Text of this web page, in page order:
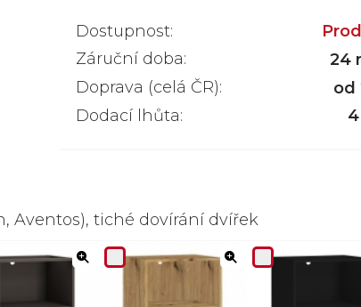
Dostupnost:
Záruční doba:
24
Doprava (celá ČR):
od
Dodací lhůta:
Aventos), tiché dovírání dvířek